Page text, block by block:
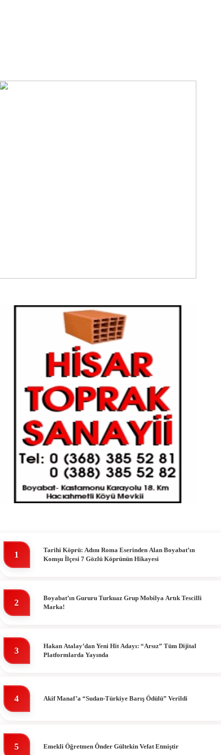
1
Tarihi Köprü: Adını Roma Eserinden Alan Boyabat’ın
Komşu İlçesi 7 Gözlü Köprünün Hikayesi
2
Boyabat’ın Gururu Turkuaz Grup Mobilya Artık Tescilli
Marka!
3
Hakan Atalay’dan Yeni Hit Adayı: “Arsız” Tüm Dijital
Platformlarda Yayında
4 Akif Manaf’a “Sudan-Türkiye Barış Ödülü” Verildi
5 Emekli Öğretmen Ônder Gültekin Vefat Etmiştir